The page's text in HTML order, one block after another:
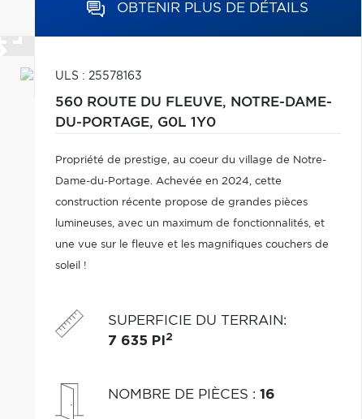
OBTENIR PLUS DE DÉTAILS
ULS : 25578163
560 ROUTE DU FLEUVE, NOTRE-DAME-
DU-PORTAGE, G0L 1Y0
Propriété de prestige, au coeur du village de Notre-
Dame-du-Portage. Achevée en 2024, cette
construction récente propose de grandes pièces
lumineuses, avec un maximum de fonctionnalités, et
une vue sur le fleuve et les magnifiques couchers de
soleil !
SUPERFICIE DU TERRAIN:
7 635 PI 2
NOMBRE DE PIÈCES : 16